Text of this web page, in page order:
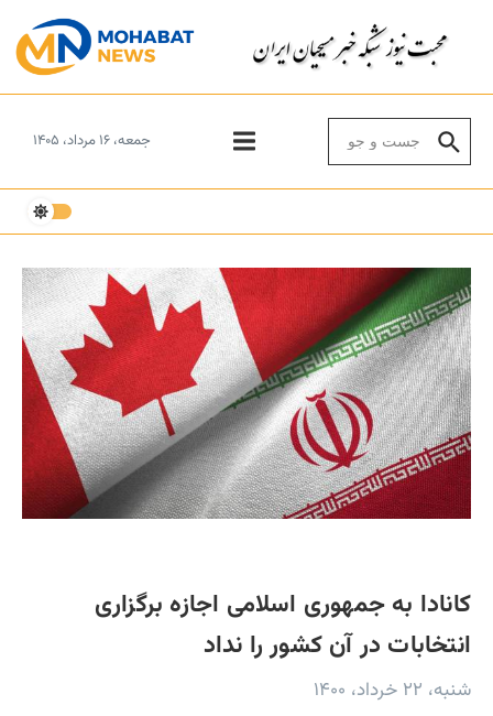
جمعه، ۱۶ مرداد، ۱۴۰۵
کانادا به جمهوری اسلامی اجازه برگزاری
انتخابات در آن کشور را نداد
شنبه، ۲۲ خرداد، ۱۴۰۰